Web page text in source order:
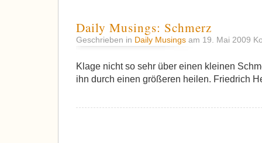
Daily Musings: Schmerz
Geschrieben in Daily Musings am 19. Mai 2009
Klage nicht so sehr über einen kleinen
ihn durch einen größeren heilen. Friedrich